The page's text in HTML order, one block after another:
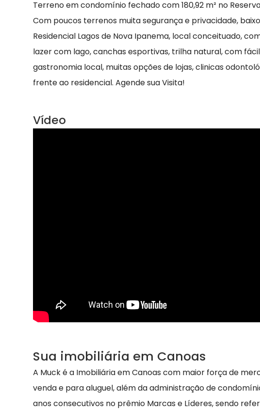
Terreno em condomínio fechado com 180,92 m² no
Com poucos terrenos muita segurança e privacidade,
Residencial Lagos de Nova Ipanema, local conceituado,
lazer com lago, canchas esportivas, trilha natural, com
gastronomia local, muitas opções de lojas, clinicas
frente ao residencial. Agende sua Visita!
Vídeo
Sua imobiliária em Canoas
A Muck é a Imobiliária em Canoas com maior força de
venda e para aluguel, além da administração de
anos consecutivos no prêmio Marcas e Líderes, sendo